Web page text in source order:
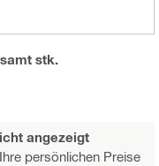
stk.
angezeigt
persönlichen Preise